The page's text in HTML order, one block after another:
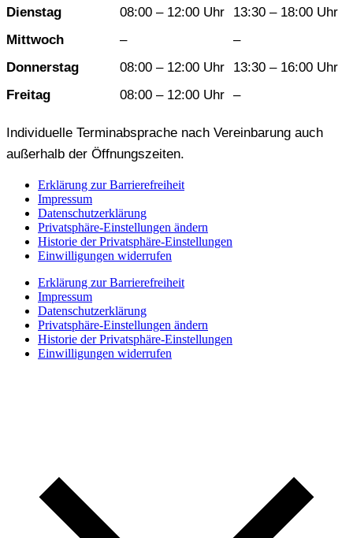
Dienstag
08:00 – 12:00 Uhr
13:30 – 18:00 Uhr
Mittwoch
–
–
Donnerstag
08:00 – 12:00 Uhr
13:30 – 16:00 Uhr
Freitag
08:00 – 12:00 Uhr –
Individuelle Terminabsprache nach Vereinbarung auch
außerhalb der Öffnungszeiten.
Erklärung zur Barrierefreiheit
Impressum
Datenschutzerklärung
Privatsphäre-Einstellungen ändern
Historie der Privatsphäre-Einstellungen
Einwilligungen widerrufen
Erklärung zur Barrierefreiheit
Impressum
Datenschutzerklärung
Privatsphäre-Einstellungen ändern
Historie der Privatsphäre-Einstellungen
Einwilligungen widerrufen